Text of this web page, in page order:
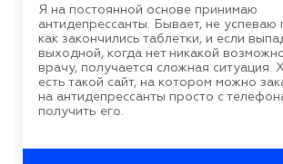
Я на постоянной основе принимаю
антидепрессанты. Бывает, не успеваю
как закончились таблетки, и если
выходной, когда нет никакой
врачу, получается сложная ситуация.
есть такой сайт, на котором можно
на антидепрессанты просто с
получить его.